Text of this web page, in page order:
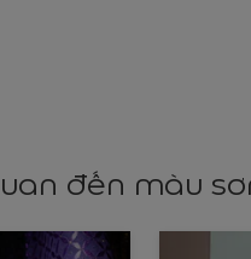
đến màu